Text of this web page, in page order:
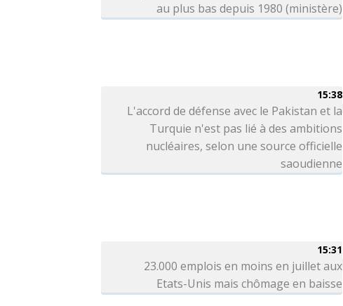
au plus bas depuis 1980 (ministère)
15:38
L'accord de défense avec le Pakistan et la
Turquie n'est pas lié à des ambitions
nucléaires, selon une source officielle
saoudienne
15:31
23.000 emplois en moins en juillet aux
Etats-Unis mais chômage en baisse